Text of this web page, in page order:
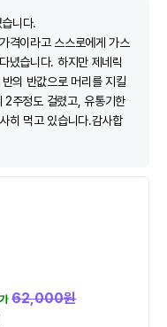
니다.
격이라고 스스로에게 가스
녔습니다. 하지만 제네릭
의 반값으로 머리를 지킬
2주정도 걸렸고, 유통기한
히 먹고 있습니다.감사합
62,000원